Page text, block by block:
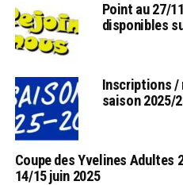
Point au 27/
disponibles
Inscriptions /
saison 2025/
Coupe des Yvelines Adultes
14/15 juin 2025